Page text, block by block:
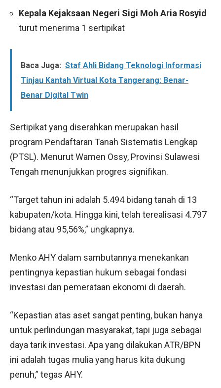
Kepala Kejaksaan Negeri Sigi Moh Aria Rosyid
turut menerima 1 sertipikat
Baca Juga: Staf Ahli Bidang Teknologi Informasi
Tinjau Kantah Virtual Kota Tangerang: Benar-
Benar Digital Twin
Sertipikat yang diserahkan merupakan hasil
program Pendaftaran Tanah Sistematis Lengkap
(PTSL). Menurut Wamen Ossy, Provinsi Sulawesi
Tengah menunjukkan progres signifikan.
“Target tahun ini adalah 5.494 bidang tanah di 13
kabupaten/kota. Hingga kini, telah terealisasi 4.797
bidang atau 95,56%,” ungkapnya.
Menko AHY dalam sambutannya menekankan
pentingnya kepastian hukum sebagai fondasi
investasi dan pemerataan ekonomi di daerah.
“Kepastian atas aset sangat penting, bukan hanya
untuk perlindungan masyarakat, tapi juga sebagai
daya tarik investasi. Apa yang dilakukan ATR/BPN
ini adalah tugas mulia yang harus kita dukung
penuh,” tegas AHY.